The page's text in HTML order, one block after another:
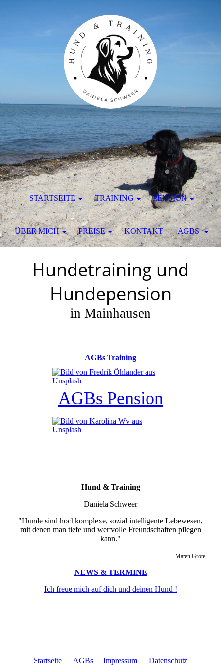
Hundetraining und
Hundepension
in Mainhausen
AGBs Training
AGBs Pension
Hund & Training
Daniela Schweer
"Hunde sind hochkomplexe, sozial intelligente Lebewesen,
mit denen man tiefe und wertvolle Freundschaften pflegen
kann."
Maren Grote
NEWS & TERMINE
Ich freue mich auf dich und deinen Hund !
Startseite AGBs Impressum Datenschutz
STARTSEITE TRAINING PENSION
ÜBER MICH PREISE KONTAKT AGBS